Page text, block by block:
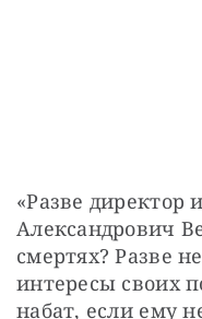
«Разве директор
Александрович
смертях? Разве
интересы своих
набат, если ему